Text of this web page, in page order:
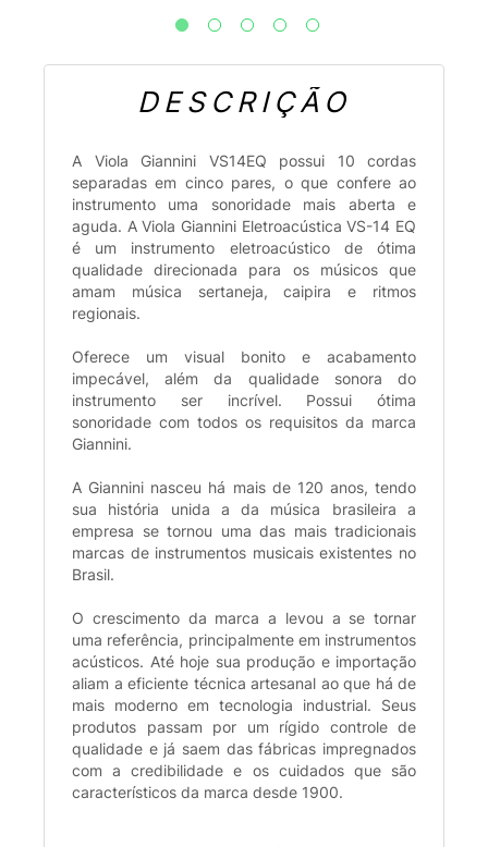
DESCRIÇÃO
A Viola Giannini VS14EQ possui 10 cordas
separadas em cinco pares, o que confere ao
instrumento uma sonoridade mais aberta e
aguda. A Viola Giannini Eletroacústica VS-14 EQ
é um instrumento eletroacústico de ótima
qualidade direcionada para os músicos que
amam música sertaneja, caipira e ritmos
regionais.
Oferece um visual bonito e acabamento
impecável, além da qualidade sonora do
instrumento ser incrível. Possui ótima
sonoridade com todos os requisitos da marca
Giannini.
A Giannini nasceu há mais de 120 anos, tendo
sua história unida a da música brasileira a
empresa se tornou uma das mais tradicionais
marcas de instrumentos musicais existentes no
Brasil.
O crescimento da marca a levou a se tornar
uma referência, principalmente em instrumentos
acústicos. Até hoje sua produção e importação
aliam a eficiente técnica artesanal ao que há de
mais moderno em tecnologia industrial. Seus
produtos passam por um rígido controle de
qualidade e já saem das fábricas impregnados
com a credibilidade e os cuidados que são
característicos da marca desde 1900.